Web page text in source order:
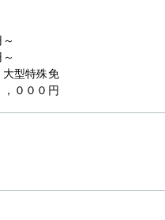
０円～
円～
型特殊免
００円